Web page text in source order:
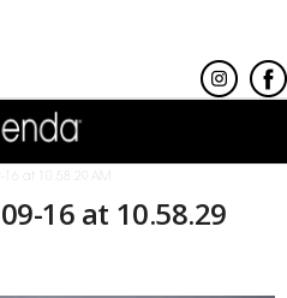
16 at 10.58.29 AM
16 at 10.58.29